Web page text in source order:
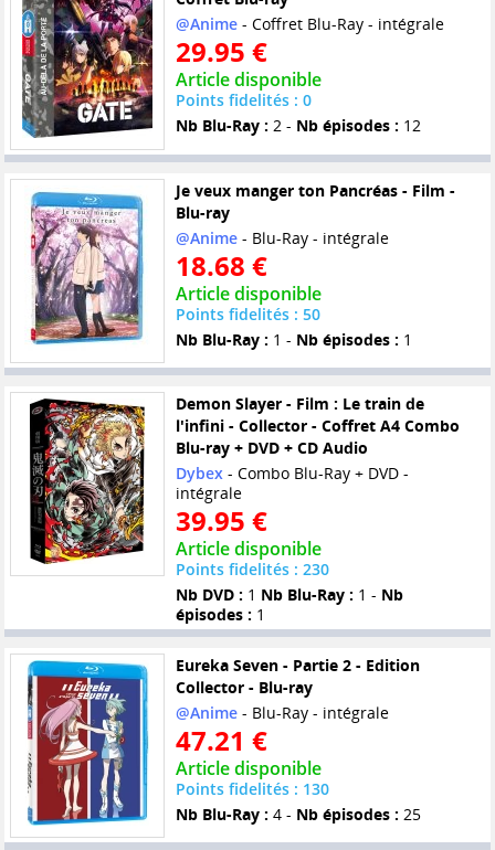
@Anime- Coffret Blu-Ray - intégrale
29.95 €
Article disponible
Points fidelités : 0
Nb Blu-Ray : 2 - Nb épisodes : 12
Je veux manger ton Pancréas - Film -
Blu-ray
@Anime- Blu-Ray - intégrale
18.68 €
Article disponible
Points fidelités : 50
Nb Blu-Ray : 1 - Nb épisodes : 1
Demon Slayer - Film : Le train de
l'infini - Collector - Coffret A4 Combo
Blu-ray + DVD + CD Audio
Dybex - Combo Blu-Ray + DVD -
intégrale
39.95 €
Article disponible
Points fidelités : 230
Nb DVD : 1 Nb Blu-Ray : 1 - Nb
épisodes : 1
Eureka Seven - Partie 2 - Edition
Collector - Blu-ray
@Anime- Blu-Ray - intégrale
47.21 €
Article disponible
Points fidelités : 130
Nb Blu-Ray : 4 - Nb épisodes : 25